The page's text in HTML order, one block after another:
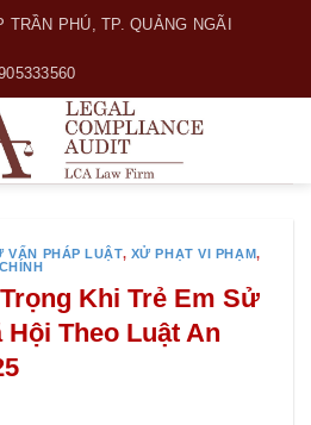
TRẦN PHÚ, TP. QUẢNG NGÃI
VẤN PHÁP LUẬT, XỬ PHẠT VI PHẠM,
Khi Trẻ Em Sử
Hội Theo Luật An